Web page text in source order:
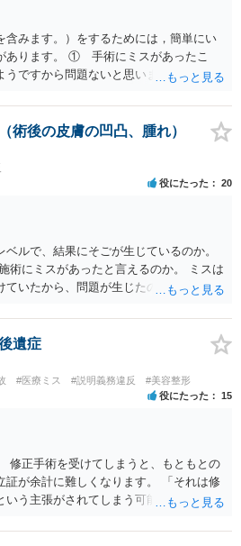
含みます。）をするためには，簡単にい
あります。 ① 手術にミスがあったこ
ですから問題ないと思います。 ② 手
が外せなくなったこと ④ 仕事を休まな
で」休業損害が発生したこと ⑤ マスク
経済的に評価できる精神的な損害が発生
た点が，内藤先生のご指摘なさる「相当
と関係のないことまでは責任追及ができ
， 手術のミスの結果，入院期間が延びて
た際に「これ以上金銭の請求はしませ
しまっていると， 上記の請求は，基本的
術後の皮膚の凹凸、腫れ）
役にたった 20
ルで、結果にそごが生じているのか。
術にミスがあったと言えるのか。 ミスは
ていたから、問題が生じたのか。 美容整
遺症
#医療ミス #説明義務違反 #美容整形
役にたった 15
修正手術を受けてしまうと、もともとの
証が余計に難しくなります。 「それは修
いう主張がされてしまう可能性があるか
、修正手術を受けるまえに弁護士に相談